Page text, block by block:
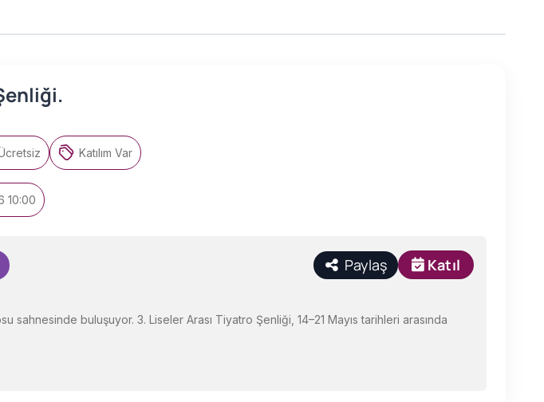
Katılım Var
10:00
Paylaş Katıl
sahnesinde buluşuyor. 3. Liseler Arası Tiyatro Şenliği, 14–21 Mayıs tarihleri arasında